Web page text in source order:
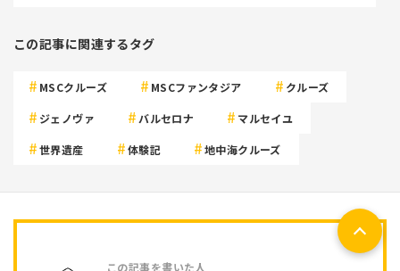
この記事に関連するタグ
MSCクルーズ MSCファンタジア クルーズ
ジェノヴァ バルセロナ マルセイユ
世界遺産 体験記 地中海クルーズ